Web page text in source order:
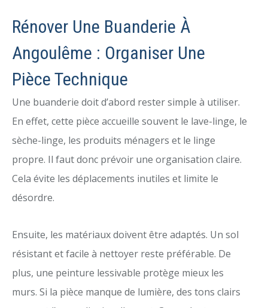
Rénover Une Buanderie À
Angoulême : Organiser Une
Pièce Technique
Une buanderie doit d’abord rester simple à utiliser.
En effet, cette pièce accueille souvent le lave-linge, le
sèche-linge, les produits ménagers et le linge
propre. Il faut donc prévoir une organisation claire.
Cela évite les déplacements inutiles et limite le
désordre.
Ensuite, les matériaux doivent être adaptés. Un sol
résistant et facile à nettoyer reste préférable. De
plus, une peinture lessivable protège mieux les
murs. Si la pièce manque de lumière, des tons clairs